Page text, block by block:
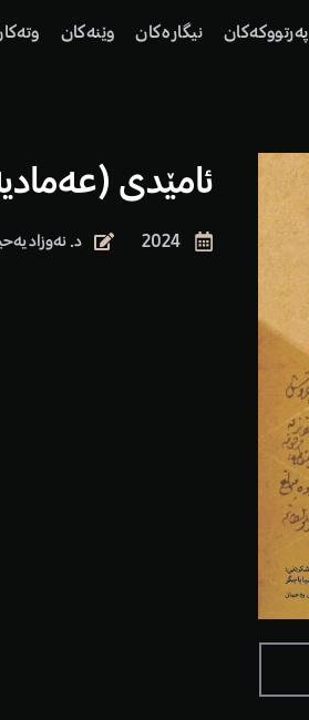
پەرتووكەكان نیگارەكان وێنەكان
ئامێدی
2024 د. نەوزاد